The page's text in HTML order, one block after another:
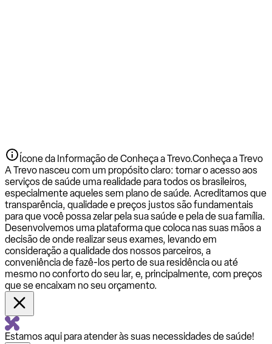
Ícone da Informação de Conheça a Trevo.Conheça a Trevo
A Trevo nasceu com um propósito claro: tornar o acesso aos
serviços de saúde uma realidade para todos os brasileiros,
especialmente aqueles sem plano de saúde. Acreditamos que
transparência, qualidade e preços justos são fundamentais
para que você possa zelar pela sua saúde e pela de sua família.
Desenvolvemos uma plataforma que coloca nas suas mãos a
decisão de onde realizar seus exames, levando em
consideração a qualidade dos nossos parceiros, a
conveniência de fazê-los perto de sua residência ou até
mesmo no conforto do seu lar, e, principalmente, com preços
que se encaixam no seu orçamento.
Estamos aqui para atender às suas necessidades de saúde!